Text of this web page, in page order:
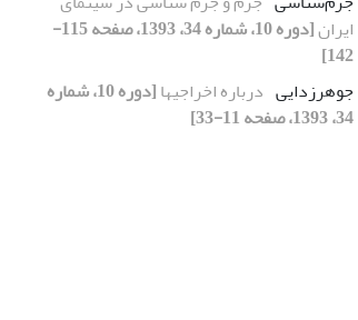
ایران
[دوره 10، شماره 34، 1393، صفحه 115-
142]
جوهرزدایی درباره اخراجیها
[دوره 10، شماره
34، 1393، صفحه 11-33]